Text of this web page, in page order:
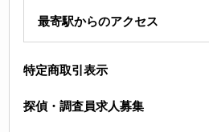
最寄駅からのアクセス
特定商取引表示
探偵・調査員求人募集